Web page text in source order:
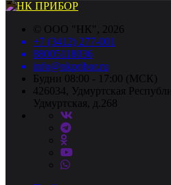
© ООО "НК", 2026
+7 (3412) 277-001
88005118036
info@nkpribor.ru
Будни 08:00 - 17:00 (МСК)
426034, Удмуртская
Удмуртская, д.268